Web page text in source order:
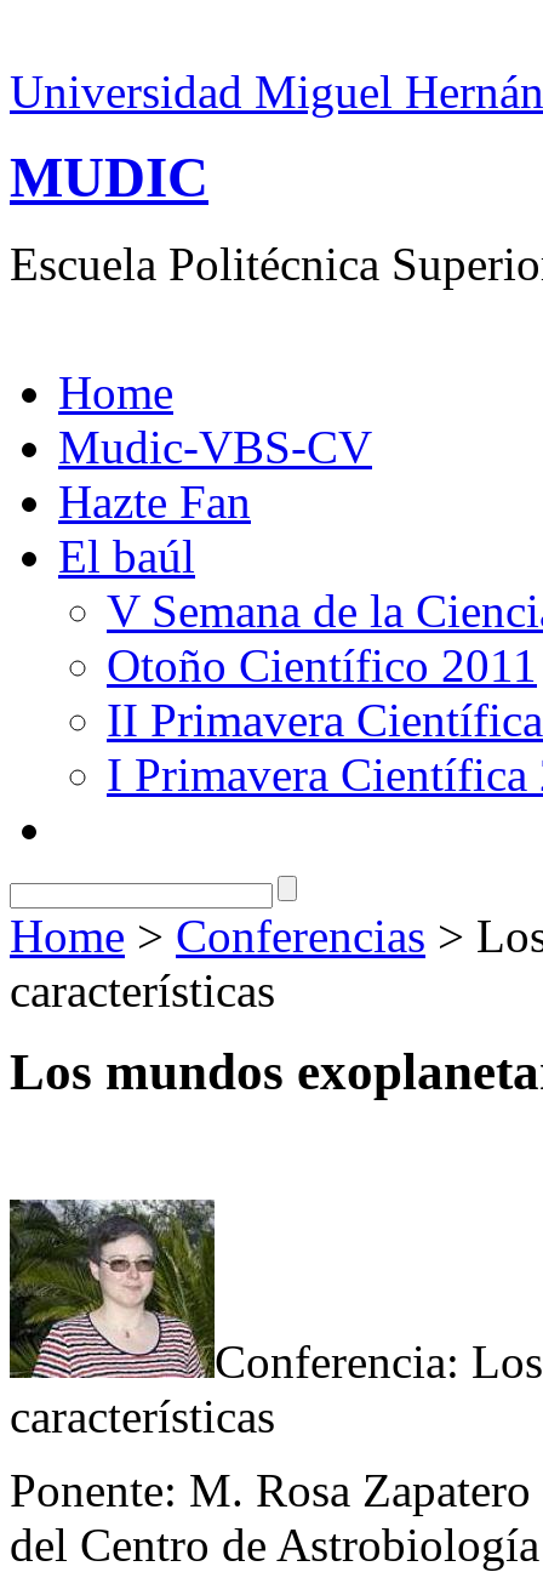
Universidad Miguel
MUDIC
Escuela Politécnica
Home
Mudic-VBS-CV
Hazte Fan
El baúl
V Semana de la
Otoño Científico 2011
II Primavera Científica
I Primavera Científica
Home > Conferencias >
características
Los mundos
Conferencia:
características
Ponente: M. Rosa
del Centro de